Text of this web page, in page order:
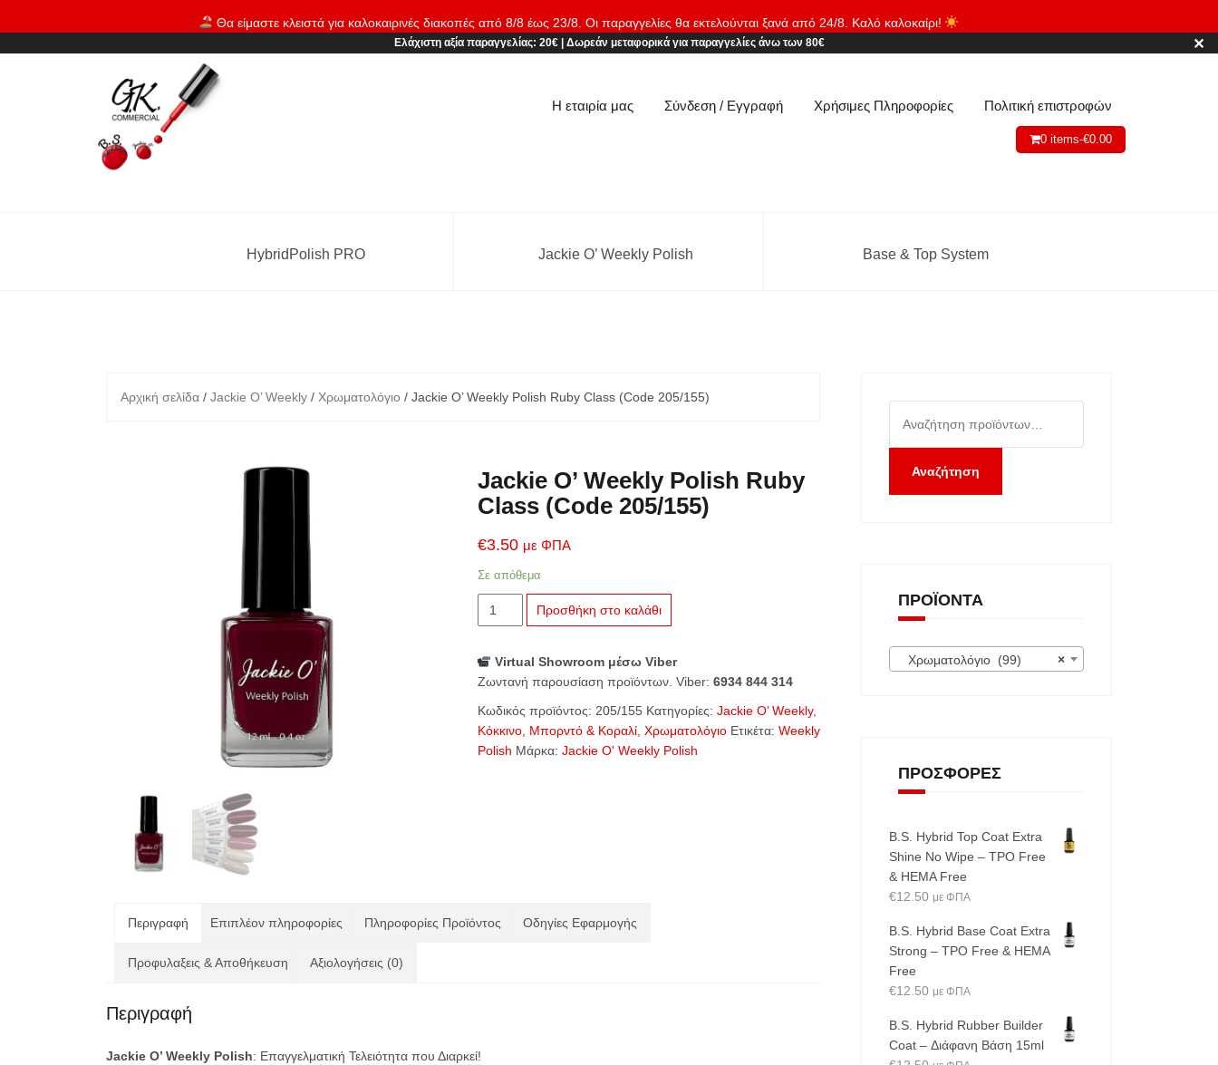
Θα είμαστε κλειστά για καλοκαιρινές διακοπές από 8/8 έως 23/8. Οι παραγγελίες θα εκτελούνται ξανά από 24/8. Καλό καλοκαίρι!
Ελάχιστη αξία παραγγελίας: 20€| Δωρεάν μεταφορικάγια παραγγελίες άνω των 80€ ✕
Η εταιρία μας Σύνδεση / Εγγραφή Χρήσιμες Πληροφορίες Πολιτική επιστροφών
0 items-€0.00
HybridPolish PRO Jackie O’ Weekly Polish Base & Top System
Αρχική σελίδα / Jackie O’ Weekly / Χρωματολόγιο / Jackie O’ Weekly Polish Ruby Class (Code 205/155)
Jackie O’ Weekly Polish Ruby
Class (Code 205/155)
€3.50 με ΦΠΑ
Σε απόθεμα
Jackie
O’
Polish
Ruby
ποσότητα
Προσθήκη στο καλάθι
Virtual Showroom μέσω Viber
Ζωντανή παρουσίαση προϊόντων. Viber: 6934 844 314
Κωδικός προϊόντος: 205/155 Κατηγορίες: Jackie O’ Weekly,
Κόκκινο, Μπορντό & Κοραλί, Χρωματολόγιο Ετικέτα: Weekly
Polish Μάρκα: Jackie O' Weekly Polish
Περιγραφή Επιπλέον πληροφορίες Πληροφορίες Προϊόντος Οδηγίες Εφαρμογής
Προφυλαξεις & Αποθήκευση Αξιολογήσεις (0)
Περιγραφή
Jackie O’ Weekly Polish: Επαγγελματική Τελειότητα που Διαρκεί!
για:
Αναζήτηση
ΠΡΟΪΌΝΤΑ
×
Χρωματολόγιο (99)
ΠΡΟΣΦΟΡΈΣ
B.S. Hybrid Top Coat Extra
Shine No Wipe – TPO Free
& HEMA Free
€12.50 με ΦΠΑ
B.S. Hybrid Base Coat Extra
Strong – TPO Free & HEMA
Free
€12.50 με ΦΠΑ
B.S. Hybrid Rubber Builder
Coat – Διάφανη Βάση 15ml